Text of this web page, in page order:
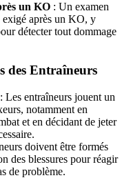
un KO : Un examen
après un KO, y
détecter tout dommage
des Entraîneurs
: Les entraîneurs jouent un
notamment en
et en décidant de jeter
doivent être formés
des blessures pour réagir
de problème.